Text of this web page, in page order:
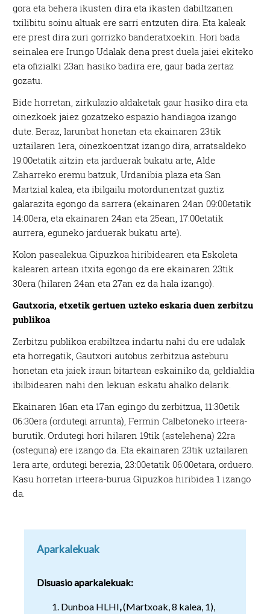
gora eta behera ikusten dira eta ikasten dabiltzanen
txilibitu soinu altuak ere sarri entzuten dira. Eta kaleak
ere prest dira zuri gorrizko banderatxoekin. Hori bada
seinalea ere Irungo Udalak dena prest duela jaiei ekiteko
eta ofizialki 23an hasiko badira ere, gaur bada zertaz
gozatu.
Bide horretan, zirkulazio aldaketak gaur hasiko dira eta
oinezkoek jaiez gozatzeko espazio handiagoa izango
dute. Beraz, larunbat honetan eta ekainaren 23tik
uztailaren 1era, oinezkoentzat izango dira, arratsaldeko
19:00etatik aitzin eta jarduerak bukatu arte, Alde
Zaharreko eremu batzuk, Urdanibia plaza eta San
Martzial kalea, eta ibilgailu motordunentzat guztiz
galarazita egongo da sarrera (ekainaren 24an 09:00etatik
14:00era, eta ekainaren 24an eta 25ean, 17:00etatik
aurrera, eguneko jarduerak bukatu arte).
Kolon pasealekua Gipuzkoa hiribidearen eta Eskoleta
kalearen artean itxita egongo da ere ekainaren 23tik
30era (hilaren 24an eta 27an ez da hala izango).
Gautxoria, etxetik gertuen uzteko eskaria duen zerbitzu
publikoa
Zerbitzu publikoa erabiltzea indartu nahi du ere udalak
eta horregatik, Gautxori autobus zerbitzua asteburu
honetan eta jaiek iraun bitartean eskainiko da, geldialdia
ibilbidearen nahi den lekuan eskatu ahalko delarik.
Ekainaren 16an eta 17an egingo du zerbitzua, 11:30etik
06:30era (ordutegi arrunta), Fermin Calbetoneko irteera-
burutik. Ordutegi hori hilaren 19tik (astelehena) 22ra
(osteguna) ere izango da. Eta ekainaren 23tik uztailaren
1era arte, ordutegi berezia, 23:00etatik 06:00etara, orduero.
Kasu horretan irteera-burua Gipuzkoa hiribidea 1 izango
da.
Aparkalekuak
Disuasio aparkalekuak:
Dunboa HLHI,(Martxoak, 8 kalea, 1),